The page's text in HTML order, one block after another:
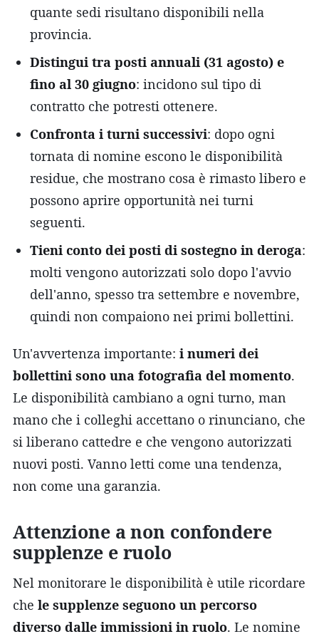
quante sedi risultano disponibili nella
provincia.
Distingui tra posti annuali (31 agosto) e
fino al 30 giugno: incidono sul tipo di
contratto che potresti ottenere.
Confronta i turni successivi: dopo ogni
tornata di nomine escono le disponibilità
residue, che mostrano cosa è rimasto libero e
possono aprire opportunità nei turni
seguenti.
Tieni conto dei posti di sostegno in deroga:
molti vengono autorizzati solo dopo l'avvio
dell'anno, spesso tra settembre e novembre,
quindi non compaiono nei primi bollettini.
Un'avvertenza importante: i numeri dei
bollettini sono una fotografia del momento.
Le disponibilità cambiano a ogni turno, man
mano che i colleghi accettano o rinunciano, che
si liberano cattedre e che vengono autorizzati
nuovi posti. Vanno letti come una tendenza,
non come una garanzia.
Attenzione a non confondere
supplenze e ruolo
Nel monitorare le disponibilità è utile ricordare
che le supplenze seguono un percorso
diverso dalle immissioni in ruolo. Le nomine